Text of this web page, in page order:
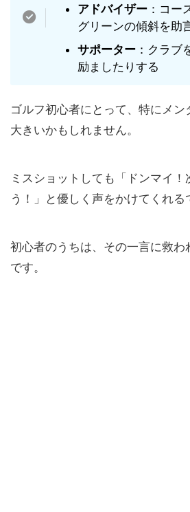
アドバイザー ：コー
グリーンの傾斜を助
サポーター ：クラブ
励ましたりする
ゴルフ初心者にとって、特にメン
大きいかもしれません。
ミスショットしても「ドンマイ！
う！」と優しく声をかけてくれる
初心者のうちは、その一言に救わ
です。